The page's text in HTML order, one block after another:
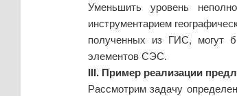
Уменьшить уровень
инструментарием
полученных из ГИС, могут
элементов СЭС.
III. Пример реализации
Рассмотрим задачу